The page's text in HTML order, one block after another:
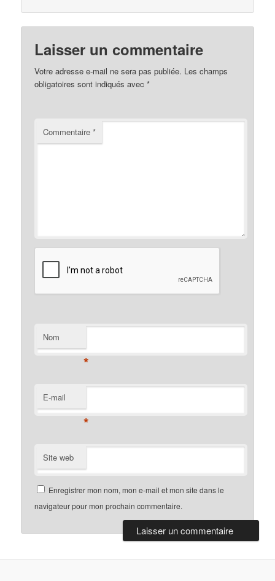
Laisser un commentaire
Votre adresse e-mail ne sera pas publiée. Les champs
obligatoires sont indiqués avec*
Commentaire*
Nom
*
E-mail
*
Site web
Enregistrer mon nom, mon e-mail et mon site dans le
navigateur pour mon prochain commentaire.